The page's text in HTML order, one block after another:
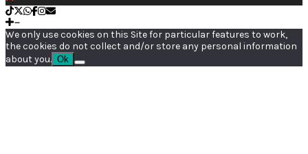
We only use cookies on this Site for particular features to work,
the cookies do not collect and/or store any personal information
about you. Ok